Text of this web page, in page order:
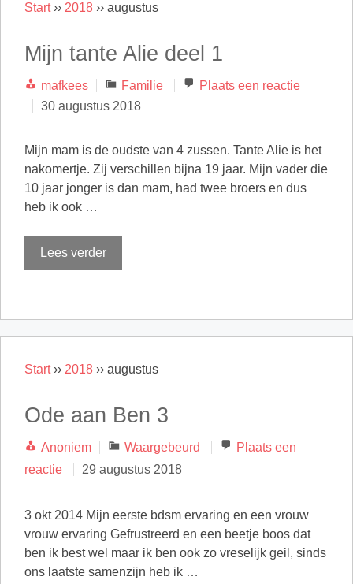
Start›› 2018 ›› augustus
Mijn tante Alie deel 1
mafkees Categorieën
Familie
Plaats een reactie
30 augustus 2018
Mijn mam is de oudste van 4 zussen. Tante Alie is het
nakomertje. Zij verschillen bijna 19 jaar. Mijn vader die
10 jaar jonger is dan mam, had twee broers en dus
heb ik ook …
Lees verder
Start›› 2018 ›› augustus
Ode aan Ben 3
Anoniem Categorieën
Waargebeurd
Plaats een
reactie
29 augustus 2018
3 okt 2014 Mijn eerste bdsm ervaring en een vrouw
vrouw ervaring Gefrustreerd en een beetje boos dat
ben ik best wel maar ik ben ook zo vreselijk geil, sinds
ons laatste samenzijn heb ik …